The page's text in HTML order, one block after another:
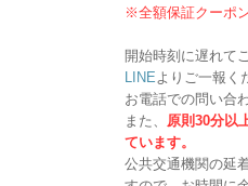
※全額保証クーポ
開始時刻に遅れて
LINEよりご一報く
お電話での問い合
また、 原則30分以
ています。
公共交通機関の延